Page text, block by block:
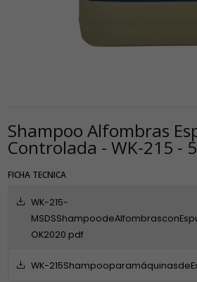
Shampoo Alfombras
Controlada - WK-215 -
FICHA TECNICA
WK-215-
OK2020.pdf
WK-